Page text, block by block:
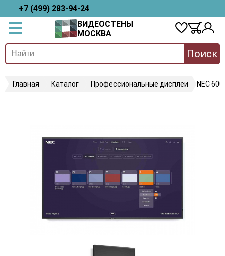
+7 (499) 283-94-24
ВИДЕОСТЕНЫ
МОСКВА
Поиск
Главная Каталог Профессиональные дисплеи NEC